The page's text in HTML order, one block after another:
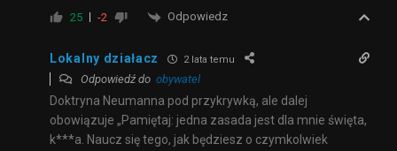
25 -2 Odpowiedz
Lokalny działacz 2 lata temu
Odpowiedź do obywatel
Doktryna Neumanna pod przykrywką, ale dalej
obowiązuje „Pamiętaj: jedna zasada jest dla mnie święta,
k***a. Naucz się tego, jak będziesz o czymkolwiek